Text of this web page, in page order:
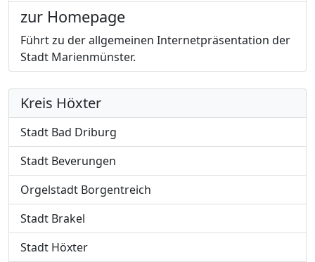
zur Homepage
Führt zu der allgemeinen Internetpräsentation der
Stadt Marienmünster.
Kreis Höxter
Stadt Bad Driburg
Stadt Beverungen
Orgelstadt Borgentreich
Stadt Brakel
Stadt Höxter